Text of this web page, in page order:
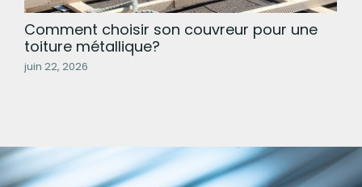
Comment choisir son couvreur pour une
toiture métallique?
juin 22, 2026